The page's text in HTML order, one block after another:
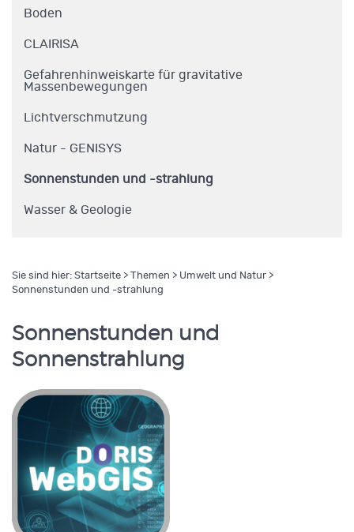
Boden
CLAIRISA
Gefahrenhinweiskarte für gravitative
Massenbewegungen
Lichtverschmutzung
Natur - GENISYS
Sonnenstunden und -strahlung
Wasser & Geologie
Sie sind hier: Startseite > Themen > Umwelt und Natur >
Sonnenstunden und -strahlung
Sonnenstunden und
Sonnenstrahlung